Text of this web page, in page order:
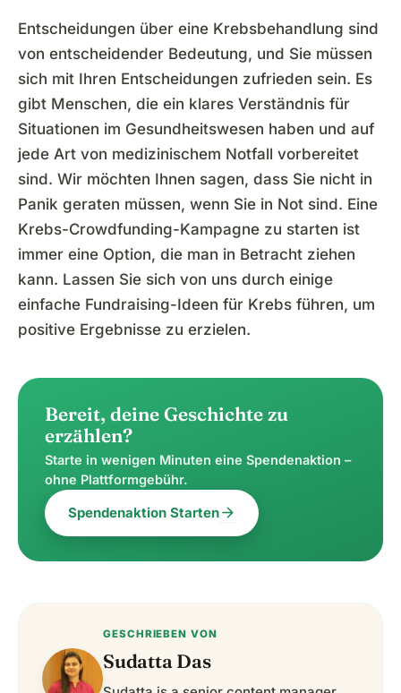
Entscheidungen über eine Krebsbehandlung sind
von entscheidender Bedeutung, und Sie müssen
sich mit Ihren Entscheidungen zufrieden sein. Es
gibt Menschen, die ein klares Verständnis für
Situationen im Gesundheitswesen haben und auf
jede Art von medizinischem Notfall vorbereitet
sind. Wir möchten Ihnen sagen, dass Sie nicht in
Panik geraten müssen, wenn Sie in Not sind. Eine
Krebs-Crowdfunding-Kampagne zu starten ist
immer eine Option, die man in Betracht ziehen
kann. Lassen Sie sich von uns durch einige
einfache Fundraising-Ideen für Krebs führen, um
positive Ergebnisse zu erzielen.
Bereit, deine Geschichte zu
erzählen?
Starte in wenigen Minuten eine Spendenaktion –
ohne Plattformgebühr.
Spendenaktion Startenarrow_forward
GESCHRIEBEN VON
Sudatta Das